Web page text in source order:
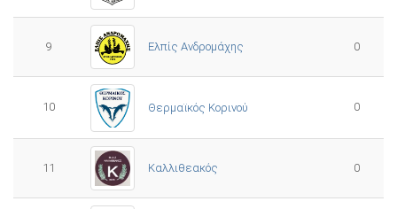
9 Ελπίς Ανδρομάχης 0
10 Θερμαϊκός Κορινού 0
11 Καλλιθεακός 0